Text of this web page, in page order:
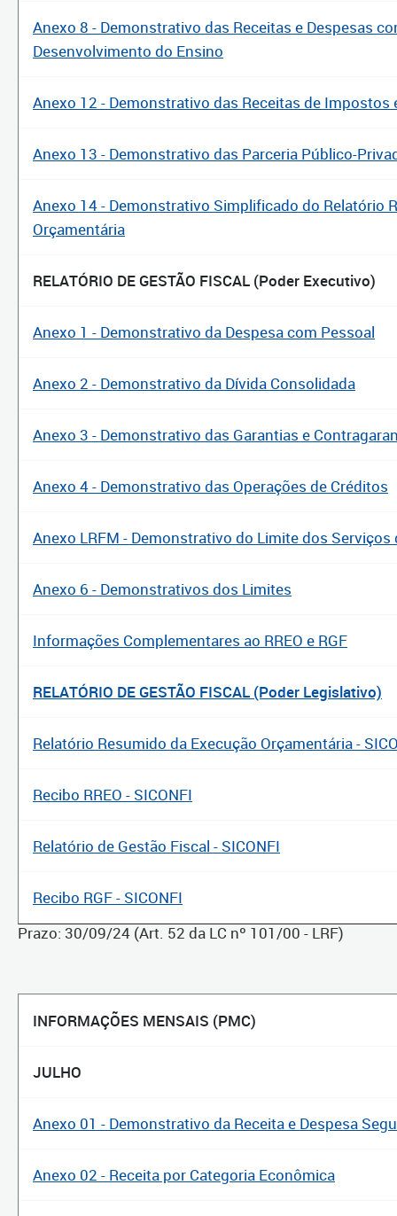
Anexo 8 - Demonstrativo das Receitas e Despesas
Desenvolvimento do Ensino
Anexo 12 - Demonstrativo das Receitas de Impostos
Anexo 13 - Demonstrativo das Parceria Público-
Anexo 14 - Demonstrativo Simplificado do Relatório
Orçamentária
RELATÓRIO DE GESTÃO FISCAL (Poder Executivo)
Anexo 1 - Demonstrativo da Despesa com Pessoal
Anexo 2 - Demonstrativo da Dívida Consolidada
Anexo 3 - Demonstrativo das Garantias e
Anexo 4 - Demonstrativo das Operações de Créditos
Anexo LRFM - Demonstrativo do Limite dos
Anexo 6 - Demonstrativos dos Limites
Informações Complementares ao RREO e RGF
RELATÓRIO DE GESTÃO FISCAL (Poder Legislativo)
Relatório Resumido da Execução Orçamentária -
Recibo RREO - SICONFI
Relatório de Gestão Fiscal - SICONFI
Recibo RGF - SICONFI
Prazo: 30/09/24 (Art. 52 da LC nº 101/00 - LRF)
INFORMAÇÕES MENSAIS (PMC)
JULHO
Anexo 01 - Demonstrativo da Receita e Despesa
Anexo 02 - Receita por Categoria Econômica